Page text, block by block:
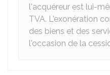
l'acquéreur est lui-
TVA. L'exonération
des biens et des
l'occasion de la